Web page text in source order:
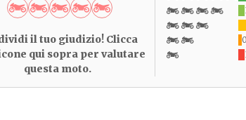
il tuo giudizio! Clicca
qui sopra per valutare
questa moto.
0